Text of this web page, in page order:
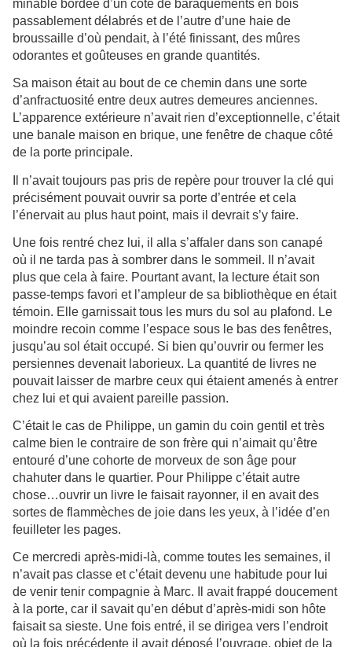
minable bordée d’un côté de baraquements en bois
passablement délabrés et de l’autre d’une haie de
broussaille d’où pendait, à l’été finissant, des mûres
odorantes et goûteuses en grande quantités.
Sa maison était au bout de ce chemin dans une sorte
d’anfractuosité entre deux autres demeures anciennes.
L’apparence extérieure n’avait rien d’exceptionnelle, c’était
une banale maison en brique, une fenêtre de chaque côté
de la porte principale.
Il n’avait toujours pas pris de repère pour trouver la clé qui
précisément pouvait ouvrir sa porte d’entrée et cela
l’énervait au plus haut point, mais il devrait s’y faire.
Une fois rentré chez lui, il alla s’affaler dans son canapé
où il ne tarda pas à sombrer dans le sommeil. Il n’avait
plus que cela à faire. Pourtant avant, la lecture était son
passe-temps favori et l’ampleur de sa bibliothèque en était
témoin. Elle garnissait tous les murs du sol au plafond. Le
moindre recoin comme l’espace sous le bas des fenêtres,
jusqu’au sol était occupé. Si bien qu’ouvrir ou fermer les
persiennes devenait laborieux. La quantité de livres ne
pouvait laisser de marbre ceux qui étaient amenés à entrer
chez lui et qui avaient pareille passion.
C’était le cas de Philippe, un gamin du coin gentil et très
calme bien le contraire de son frère qui n’aimait qu’être
entouré d’une cohorte de morveux de son âge pour
chahuter dans le quartier. Pour Philippe c’était autre
chose…ouvrir un livre le faisait rayonner, il en avait des
sortes de flammèches de joie dans les yeux, à l’idée d’en
feuilleter les pages.
Ce mercredi après-midi-là, comme toutes les semaines, il
n’avait pas classe et c’était devenu une habitude pour lui
de venir tenir compagnie à Marc. Il avait frappé doucement
à la porte, car il savait qu’en début d’après-midi son hôte
faisait sa sieste. Une fois entré, il se dirigea vers l’endroit
où la fois précédente il avait déposé l’ouvrage, objet de la